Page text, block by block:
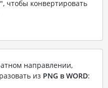
чтобы конвертировать
направлении,
из PNG в WORD: